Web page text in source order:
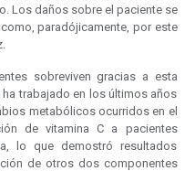
Los daños sobre el paciente se
paradójicamente, por este
sobreviven gracias a esta
ha trabajado en los últimos años
metabólicos ocurridos en el
de vitamina C a pacientes
lo que demostró resultados
de otros dos componentes